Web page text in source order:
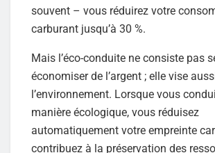
souvent – vous réduirez votre
carburant jusqu’à 30 %.
Mais l’éco-conduite ne consiste pas
économiser de l’argent ; elle vise
l’environnement. Lorsque vous
manière écologique, vous réduisez
automatiquement votre empreinte
contribuez à la préservation des